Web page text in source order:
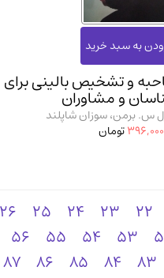
و تشخیص بالینی برای
و مشاوران
س. برمن، سوزان شاپلند
396,000تومان
22
23
24
25
26
53
54
55
56
83
84
85
86
87